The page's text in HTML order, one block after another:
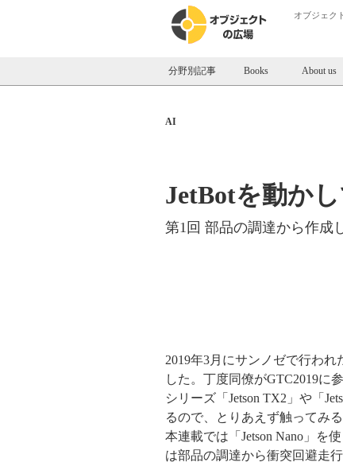
オブジェク
分野別記事 Books About us
AI
JetBotを動か
第1回 部品の調達から作成
2019年3月にサンノゼで行われ
した。丁度同僚がGTC2019に
シリーズ「Jetson TX2」や「
るので、とりあえず触ってみ
本連載では「Jetson Nano」を
は部品の調達から衝突回避走